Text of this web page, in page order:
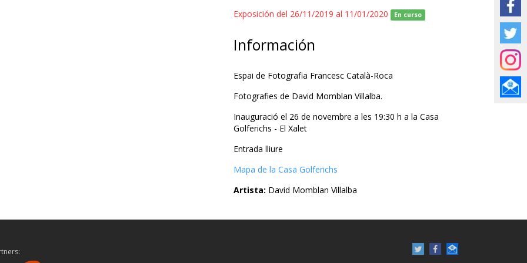
Exposición del 26/11/2019 al 11/01/2020 En curso
Información
Espai de Fotografia Francesc Català-Roca
Fotografies de David Momblan Villalba.
Inauguració el 26 de novembre a les 19:30 h a la Casa
Golferichs - El Xalet
Entrada lliure
Mapa de la Casa Golferichs
Artista: David Momblan Villalba